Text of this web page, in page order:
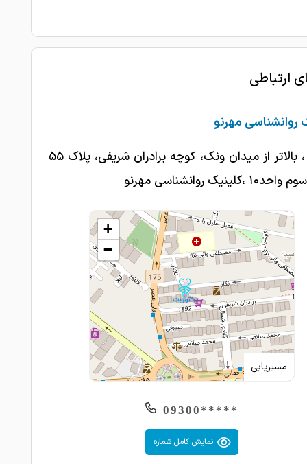
ارتباطی
روانشناسی مهرنو
تهران ، بالاتر از میدان ونک، کوچه برادران شریفی، پلاک ۵۵
روانشناسی مهرنو
مسیریابی
+
−
*****09300
نمایش کامل شماره